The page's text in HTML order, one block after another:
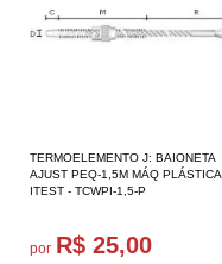
TERMOELEMENTO J: BAIONETA
AJUST PEQ-1,5M MÁQ PLÁSTICA
ITEST - TCWPI-1,5-P
por R$ 25,00